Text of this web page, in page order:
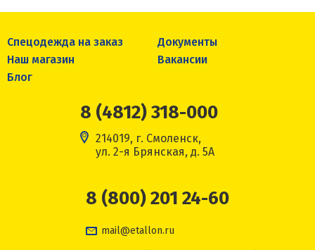
Спецодежда на заказ
Документы
Наш магазин
Вакансии
Блог
8 (4812) 318-000
214019, г. Смоленск,
ул. 2-я Брянская, д. 5А
8 (800) 201 24-60
mail@etallon.ru